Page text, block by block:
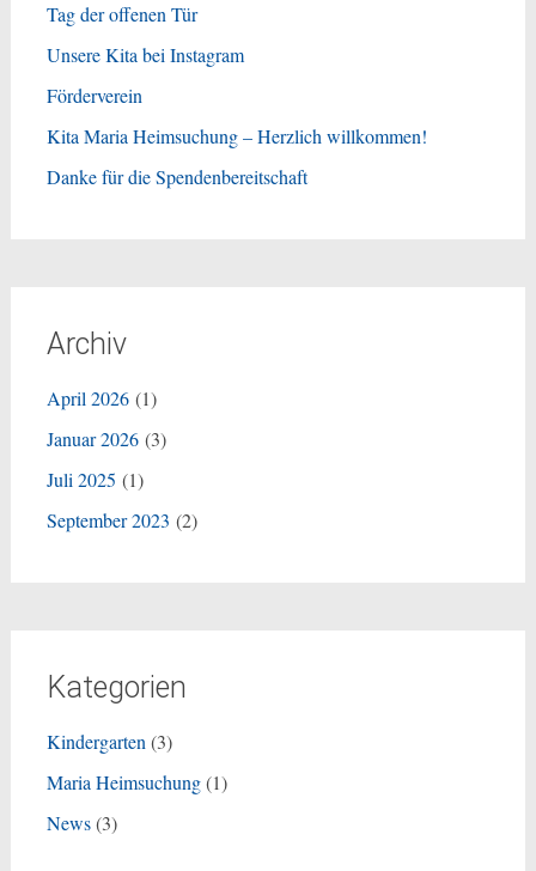
Tag der offenen Tür
Unsere Kita bei Instagram
Förderverein
Kita Maria Heimsuchung – Herzlich willkommen!
Danke für die Spendenbereitschaft
Archiv
April 2026(1)
Januar 2026(3)
Juli 2025 (1)
September 2023 (2)
Kategorien
Kindergarten (3)
Maria Heimsuchung(1)
News(3)